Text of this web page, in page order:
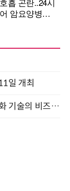
일 개최
[올쇼TV] Gurobi와 함께 알아보는 최적화 기술의 비즈니스 활용 (8월 20일 생방송)